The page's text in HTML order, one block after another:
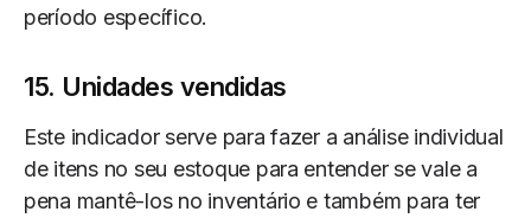
período específico.
15. Unidades vendidas
Este indicador serve para fazer a análise individual
de itens no seu estoque para entender se vale a
pena mantê-los no inventário e também para ter